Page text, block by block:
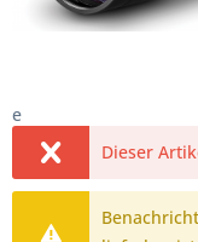
e
Dieser